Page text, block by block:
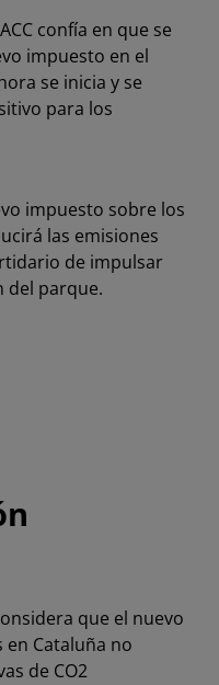
confía en que se
impuesto en el
se inicia y se
para los
impuesto sobre los
las emisiones
de impulsar
del parque.
que el nuevo
Cataluña no
de CO2